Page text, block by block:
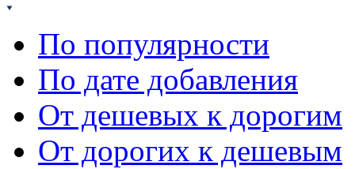
По популярности
По дате добавления
От дешевых к дорогим
От дорогих к дешевым